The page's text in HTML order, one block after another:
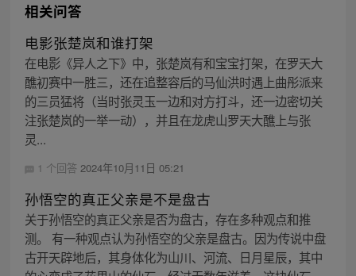
相关问答
电影张楚岚和谁打架
在电影《异人之下》中，张楚岚有和宝宝打架，在罗天大
醮初赛中一胜三，还在追整容后的马仙洪时遇上曲彤派来
的三员猛将（当时张灵玉一边和对方打斗，还一边密切关
注张楚岚的一举一动），并且在龙虎山罗天大醮上与张
灵...
1 个回答 2024年10月11日 05:21
孙悟空的真正父亲是不是盘古
关于孙悟空的真正父亲是否为盘古，存在多种观点和推
测。 有一种观点认为孙悟空的父亲是盘古。因为传说中盘
古开天辟地后，其身体化为山川、河流、日月星辰，其中